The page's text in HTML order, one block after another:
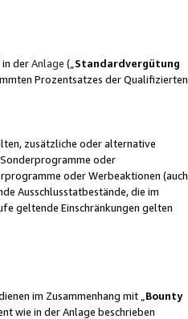
in derAnlage („ Standardvergütung
Prozentsatzes der Qualifizierten
zusätzliche oder alternative
oder
oder Werbeaktionen (auch
Ausschlusstatbestände, die im
geltende Einschränkungen gelten
im Zusammenhang mit „ Bounty
wie in der Anlage beschrieben